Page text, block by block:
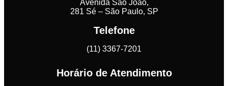
Avenida São João,
281 Sé – São Paulo, SP
Telefone
(11) 3367-7201
Horário de Atendimento